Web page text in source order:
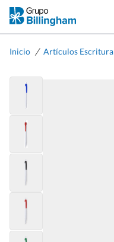
Inicio / Artículos Escritura